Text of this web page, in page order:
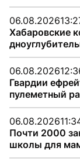
06.08.2026
Хабаровские
06.08.2026
Гвардии
пулеметный
06.08.2026
Почти 2000
школы для